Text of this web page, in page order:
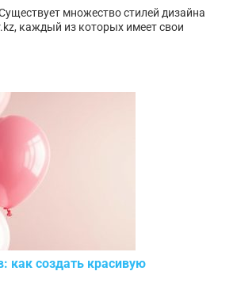
множество стилей дизайна
каждый из которых имеет свои
как создать красивую